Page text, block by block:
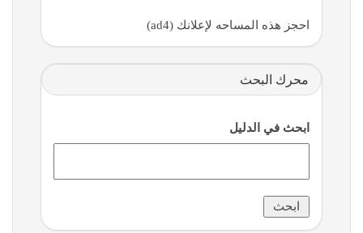
احجز هذه المساحه لإعلانك (ad4)
محرك البحث
ابحث في الدليل